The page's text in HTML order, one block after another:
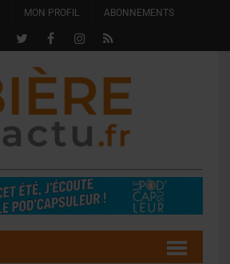
MON PROFIL ABONNEMENTS